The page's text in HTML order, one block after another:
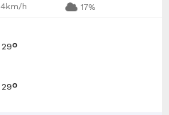
h 17%
29°
29°